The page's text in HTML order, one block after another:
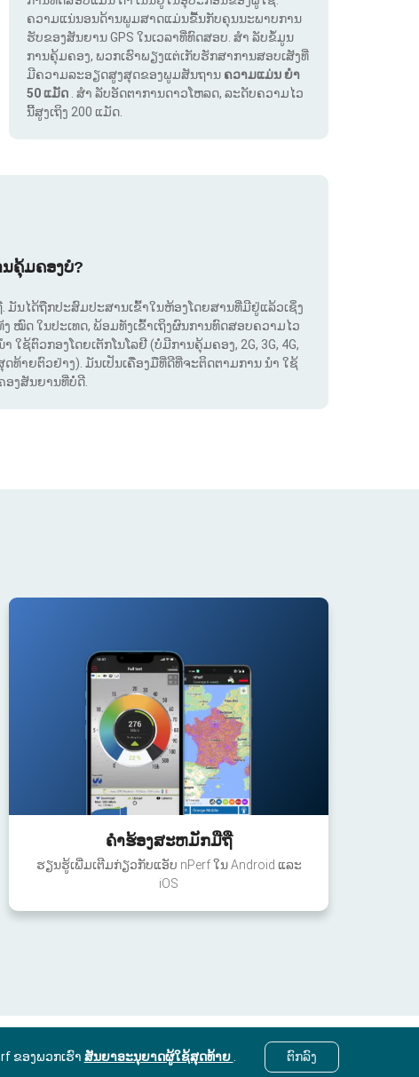
ຄວາມແນ່ນອນດ້ານພູມສາດແມ່ນຂື້ນກັບຄຸນນະພາບການ
ຮັບຂອງສັນຍານ GPS ໃນເວລາທີ່ທົດສອບ. ສຳ ລັບຂໍ້ມູນ
ການຄຸ້ມຄອງ, ພວກເຮົາພຽງແຕ່ເກັບຮັກສາການສອບເສັງທີ່
ມີຄວາມລະອຽດສູງສຸດຂອງພູມສັນຖານ ຄວາມແມ່ນ ຍຳ
50 ແມັດ . ສຳ ລັບອັດຕາການດາວໂຫລດ, ລະດັບຄວາມໄວ
ນີ້ສູງເຖິງ 200 ແມັດ.
ນຄຸ້ມຄອງບໍ?
ນໄດ້ຖືກປະສົມປະສານເຂົ້າໃນຫ້ອງໂດຍສານທີ່ມີຢູ່ແລ້ວເຊິ່ງ
ໝົດ ໃນປະເທດ, ພ້ອມທັງເຂົ້າເຖິງຜົນການທົດສອບຄວາມໄວ
ຊ້ຕົວກອງໂດຍເຕັກໂນໂລຢີ (ບໍ່ມີການຄຸ້ມຄອງ, 2G, 3G, 4G,
ດທ້າຍຕົວຢ່າງ). ມັນເປັນເຄື່ອງມືທີ່ດີທີ່ຈະຕິດຕາມການ ນຳ ໃຊ້
ອງສັນຍານທີ່ບໍ່ດີ.
ຄໍາຮ້ອງສະຫມັກມືຖື
ຮຽນຮູ້ເພີ່ມເຕີມກ່ຽວກັບແອັບ nPerf ໃນ Android ແລະ
iOS
ຂອງພວກເຮົາ ສັນຍາອະນຸຍາດຜູ້ໃຊ້ສຸດທ້າຍ ຕົກ​ລົງ